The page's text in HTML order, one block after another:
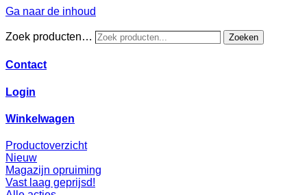
Ga naar de inhoud
Zoek producten… Zoeken
Contact
Login
Winkelwagen
Productoverzicht
Nieuw
Magazijn opruiming
Vast laag geprijsd!